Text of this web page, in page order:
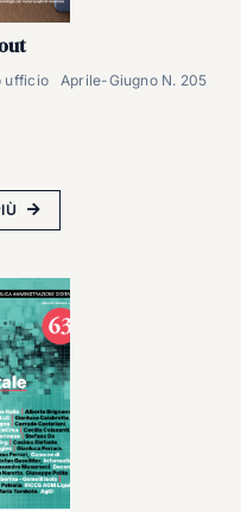
ufficio Aprile-Giugno N. 205